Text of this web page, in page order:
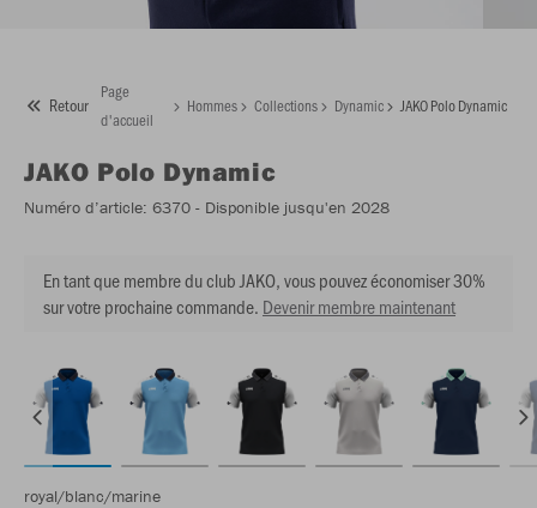
Retour
Page
d'accueil
Hommes Collections Dynamic JAKO Polo Dynamic
JAKO Polo Dynamic
Numéro d’article: 6370 - Disponible jusqu'en 2028
En tant que membre du club JAKO, vous pouvez économiser 30%
sur votre prochaine commande. Devenir membre maintenant
royal/blanc/marine